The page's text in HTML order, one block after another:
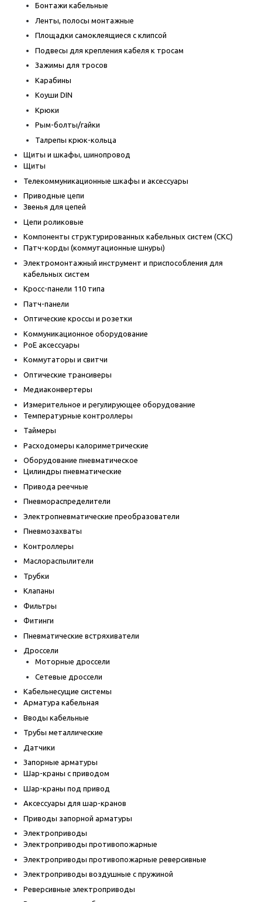
Бонтажи кабельные
Ленты, полосы монтажные
Площадки самоклеящиеся с клипсой
Подвесы для крепления кабеля к тросам
Зажимы для тросов
Карабины
Коуши DIN
Крюки
Рым-болты/гайки
Талрепы крюк-кольца
Щиты и шкафы, шинопровод
Щиты
Телекоммуникационные шкафы и аксессуары
Приводные цепи
Звенья для цепей
Цепи роликовые
Компоненты структурированных кабельных систем (СКС)
Патч-корды (коммутационные шнуры)
Электромонтажный инструмент и приспособления для
кабельных систем
Кросс-панели 110 типа
Патч-панели
Оптические кроссы и розетки
Коммуникационное оборудование
PoE аксессуары
Коммутаторы и свитчи
Оптические трансиверы
Медиаконвертеры
Измерительное и регулирующее оборудование
Температурные контроллеры
Таймеры
Расходомеры калориметрические
Оборудование пневматическое
Цилиндры пневматические
Привода реечные
Пневмораспределители
Электропневматические преобразователи
Пневмозахваты
Контроллеры
Маслораспылители
Трубки
Клапаны
Фильтры
Фитинги
Пневматические встряхиватели
Дроссели
Моторные дроссели
Сетевые дроссели
Кабельнесущие системы
Арматура кабельная
Вводы кабельные
Трубы металлические
Датчики
Запорные арматуры
Шар-краны с приводом
Шар-краны под привод
Аксессуары для шар-кранов
Приводы запорной арматуры
Электроприводы
Электроприводы противопожарные
Электроприводы противопожарные реверсивные
Электроприводы воздушные с пружиной
Реверсивные электроприводы